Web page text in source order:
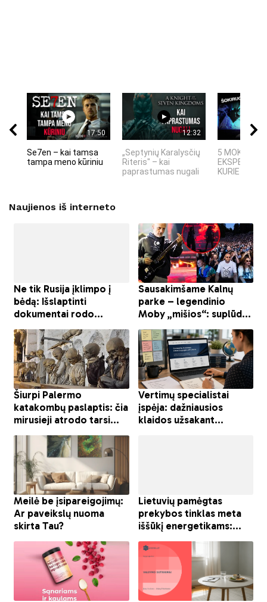
17:50
Se7en – kai tamsa
tampa meno kūriniu
12:32
„Septynių Karalysčių
Riteris" – kai
paprastumas nugali
5 MOKSLINIAI
KURIE
Naujienos iš interneto